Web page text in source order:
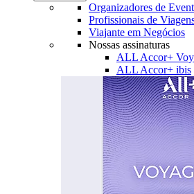
Organizadores de
Profissionais de
Viajante em Negócios
Nossas assinaturas
ALL Accor+
ALL Accor+ ibis